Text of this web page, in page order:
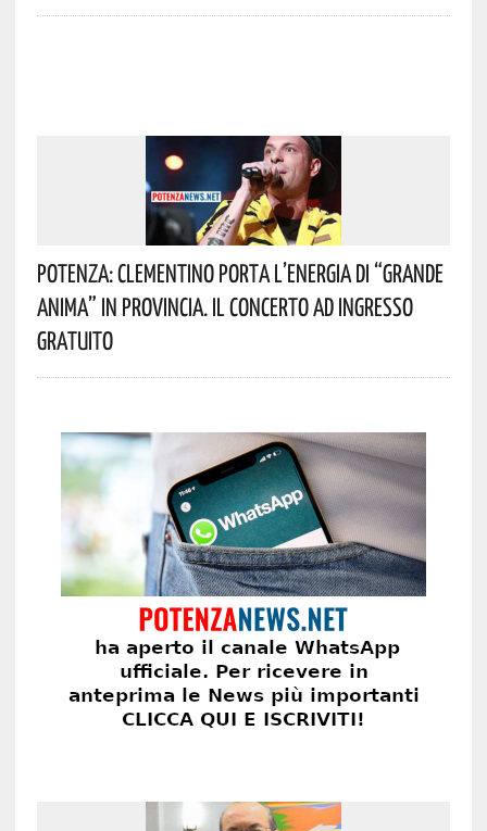
Potenza: Clementino Porta L’energia Di “Grande
Anima” In Provincia. Il Concerto Ad Ingresso
Gratuito